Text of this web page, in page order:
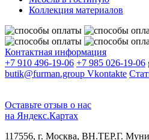
Коллекция материалов
Контактная информация
+7 910 496-19-06 +7 985 026-19-06
butik@furman.group Vkontakte
Оставьте отзыв о нас
на Яндекс.Картах
117556, г. Москва, ВН.ТЕР.Г.